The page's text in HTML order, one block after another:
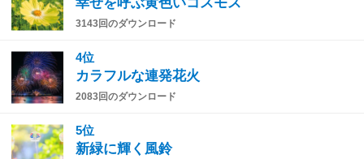
3143回のダウンロード
4位
カラフルな連発花火
2083回のダウンロード
5位
新緑に輝く風鈴